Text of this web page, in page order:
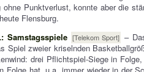
Punktverlust, konnte aber die
Flensburg.
Samstagsspiele [Telekom Sport] –
Spiel zweier kriselnden
drei Pflichtspiel-Siege in